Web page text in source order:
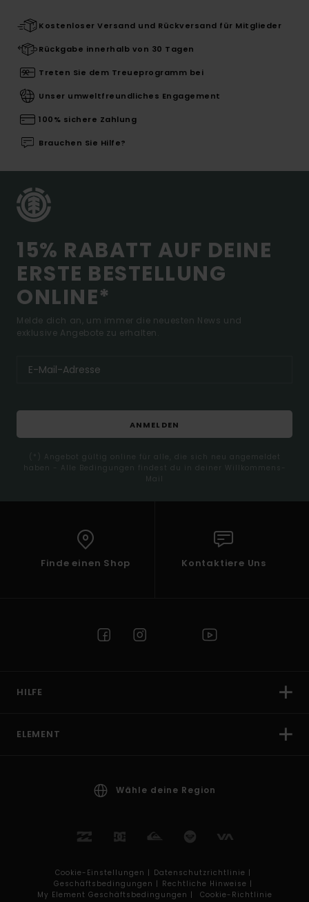
Kostenloser Versand und Rückversand für Mitglieder
Rückgabe innerhalb von 30 Tagen
Treten Sie dem Treueprogramm bei
Unser umweltfreundliches Engagement
100% sichere Zahlung
Brauchen Sie Hilfe?
15% RABATT AUF DEINE
ERSTE BESTELLUNG
ONLINE*
Melde dich an, um immer die neuesten News und
exklusive Angebote zu erhalten.
ANMELDEN
(*) Angebot gültig online für alle, die sich neu angemeldet
haben - Alle Bedingungen findest du in deiner Willkommens-
Mail
Finde einen Shop Kontaktiere Uns
HILFE
ELEMENT
Wähle deine Region
Cookie-Einstellungen | Datenschutzrichtlinie |
Geschäftsbedingungen | Rechtliche Hinweise |
My Element Geschäftsbedingungen |
Cookie-Richtlinie